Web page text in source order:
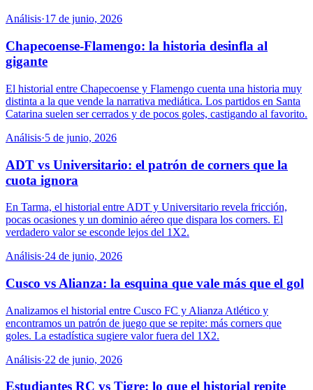
Análisis·17 de junio, 2026
Chapecoense-Flamengo: la historia desinfla al
gigante
El historial entre Chapecoense y Flamengo cuenta una historia muy
distinta a la que vende la narrativa mediática. Los partidos en Santa
Catarina suelen ser cerrados y de pocos goles, castigando al favorito.
Análisis·5 de junio, 2026
ADT vs Universitario: el patrón de corners que la
cuota ignora
En Tarma, el historial entre ADT y Universitario revela fricción,
pocas ocasiones y un dominio aéreo que dispara los corners. El
verdadero valor se esconde lejos del 1X2.
Análisis·24 de junio, 2026
Cusco vs Alianza: la esquina que vale más que el gol
Analizamos el historial entre Cusco FC y Alianza Atlético y
encontramos un patrón de juego que se repite: más corners que
goles. La estadística sugiere valor fuera del 1X2.
Análisis·22 de junio, 2026
Estudiantes RC vs Tigre: lo que el historial repite